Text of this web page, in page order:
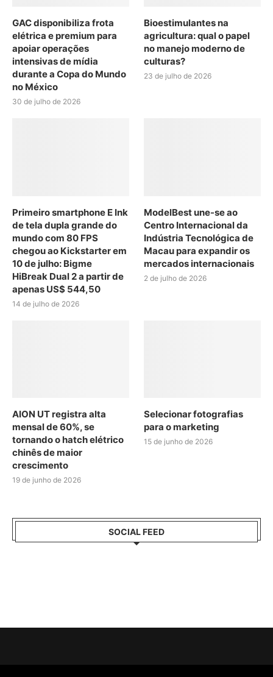
GAC disponibiliza frota
elétrica e premium para
apoiar operações
intensivas de mídia
durante a Copa do Mundo
no México
30 de julho de 2026
Bioestimulantes na
agricultura: qual o papel
no manejo moderno de
culturas?
23 de julho de 2026
Primeiro smartphone E Ink
de tela dupla grande do
mundo com 80 FPS
chegou ao Kickstarter em
10 de julho: Bigme
HiBreak Dual 2 a partir de
apenas US$ 544,50
14 de julho de 2026
ModelBest une-se ao
Centro Internacional da
Indústria Tecnológica de
Macau para expandir os
mercados internacionais
2 de julho de 2026
AION UT registra alta
mensal de 60%, se
tornando o hatch elétrico
chinês de maior
crescimento
19 de junho de 2026
Selecionar fotografias
para o marketing
15 de junho de 2026
SOCIAL FEED